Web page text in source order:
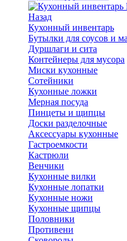
Назад
Кухонный инвентарь
Бутылки для соусов и
Дуршлаги и сита
Контейнеры для мусора
Миски кухонные
Сотейники
Кухонные ложки
Мерная посуда
Пинцеты и щипцы
Доски разделочные
Аксессуары кухонные
Гастроемкости
Кастрюли
Венчики
Кухонные вилки
Кухонные лопатки
Кухонные ножи
Кухонные щипцы
Половники
Противени